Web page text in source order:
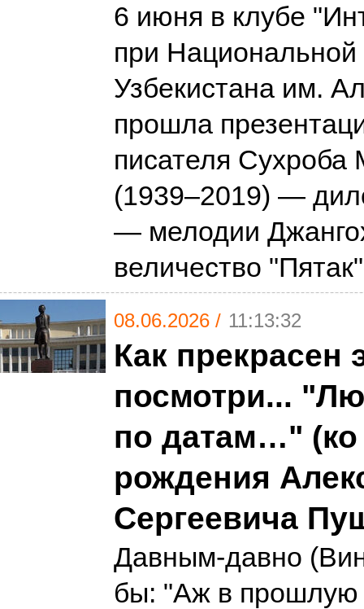
6 июня в клубе
при Национальной
Узбекистана им.
прошла
писателя Сухроба
(1939–2019) —
— мелодии
величество
08.06.2026 / 11:13:32
Как прекрасен
посмотри...
по датам…"
рождения
Сергеевича
Давным-давно
бы: "Аж в прошлую